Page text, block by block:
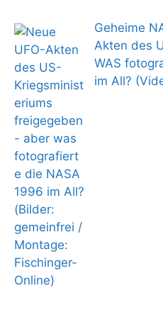
Geheime
Akten des
WAS
im All?